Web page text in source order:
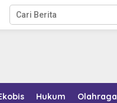
Hukum Olahraga